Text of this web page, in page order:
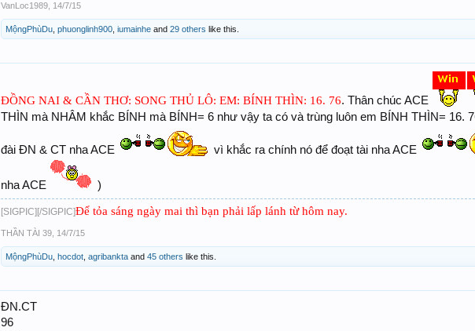
VanLoc1989 14/7/15
MộngPhùDu phuonglinh900 iumainhe and 29 others like this.
ĐỒNG NAI & CẦN THƠ: SONG THỦ LÔ: EM: BÍNH THÌN: 16. 76. Thân chúc ACE
THÌN mà NHÂM khắc BÍNH mà BÍNH= 6 như vậy ta có và trùng luôn em BÍNH THÌN= 16.
đài ĐN & CT nha ACE vì khắc ra chính nó để đoạt tài nha ACE
nha ACE )
[SIGPIC][/SIGPIC]Để tỏa sáng ngày mai thì bạn phải lấp lánh từ hôm nay.
THẦN TÀI 39 14/7/15
MộngPhùDu hocdot agribankta and 45 others like this.
ĐN.CT
96